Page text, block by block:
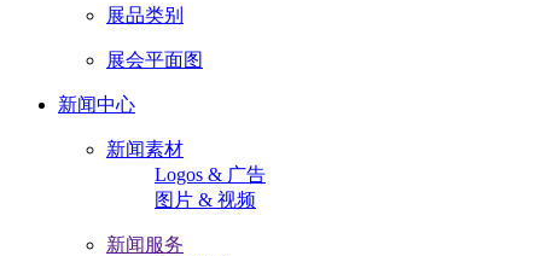
展品类别
展会平面图
新闻中心
新闻素材
Logos & 广告
图片 & 视频
新闻服务